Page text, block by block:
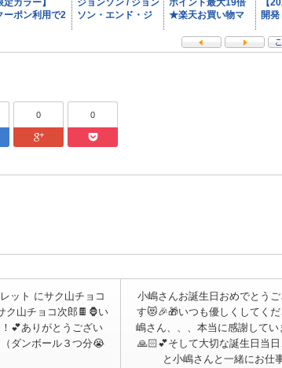
はてなブックマーク
0
Google Plus
0
ット にサク山チョコ
ク山チョコ次郎🍫🦍い
💕ありがとうござい
ダンボール３つ分😭
小嶋さんお誕生日おめでとうご
す😻🎉🎁いつも優しくしてく
嶋さん、、、本当に感謝して
🙏🏻💕そして大切な誕生日当
と小嶋さんと一緒にお仕